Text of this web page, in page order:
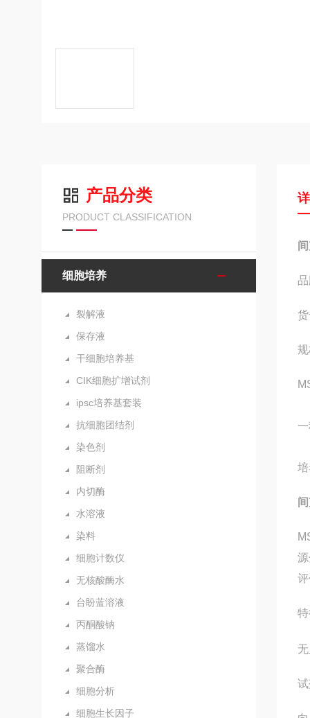
产品分类
PRODUCT CLASSIFICATION
细胞培养
裂解液
保存液
干细胞培养基
CIK细胞扩增试剂
ipsc培养基套装
抗细胞团结剂
染色剂
阻断剂
内切酶
水溶液
染料
细胞计数仪
无核酸酶水
台盼蓝溶液
丙酮酸钠
蒸馏水
聚合酶
细胞分析
细胞生长因子